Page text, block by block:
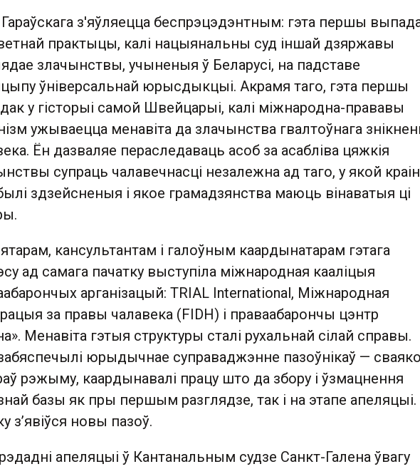
з'яўляецца беспрэцэдэнтным: гэта першы
практыцы, калі нацыянальны суд іншай дзяржавы
злачынствы, учыненыя ў Беларусі, на падставе
ўніверсальнай юрысдыкцыі. Акрамя таго, гэта першы
у гісторыі самой Швейцарыі, калі міжнародна-прававы
ужываецца менавіта да злачынства гвалтоўнага
Ён дазваляе пераследаваць асоб за асабліва цяжкія
супраць чалавечнасці незалежна ад таго, у якой
здзейсненыя і якое грамадзянства маюць вінаватыя ці
кансультантам і галоўным каардынатарам гэтага
ад самага пачатку выступіла міжнародная кааліцыя
арганізацый: TRIAL International, Міжнародная
за правы чалавека (FIDH) і праваабарончы цэнтр
Менавіта гэтыя структуры сталі рухальнай сілай справы.
юрыдычнае суправаджэнне пазоўнікаў —
рэжыму, каардынавалі працу што да збору і ўзмацнення
базы як пры першым разглядзе, так і на этапе
з’явіўся новы пазоў.
апеляцыі ў Кантанальным судзе Санкт-Галена ўвагу